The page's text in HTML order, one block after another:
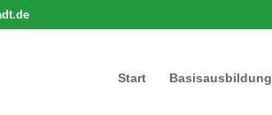
Start Basisausbildung